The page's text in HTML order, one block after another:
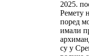
2025.
Ремету
поред
имали
су у